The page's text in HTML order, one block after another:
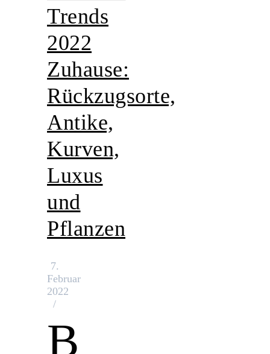
Trends
2022
Zuhause:
Rückzugsorte,
Antike,
Kurven,
Luxus
und
Pflanzen
7.
Februar
2022
/
B